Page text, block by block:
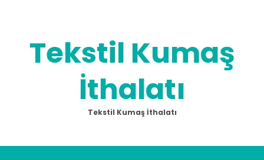
Tekstil Kumaş
İthalatı
Tekstil Kumaş İthalatı